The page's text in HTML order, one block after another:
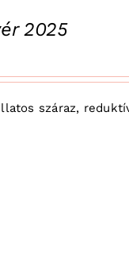
2025
száraz,